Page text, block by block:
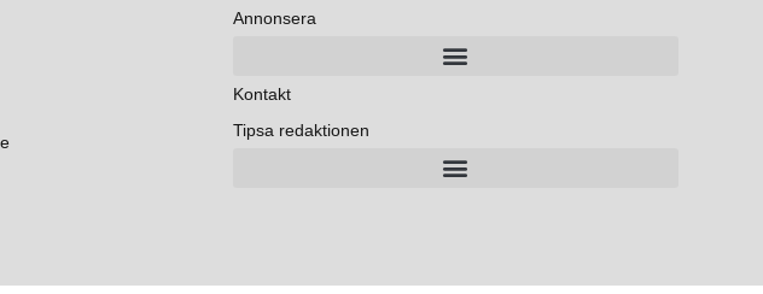
Annonsera
Kontakt
Tipsa redaktionen